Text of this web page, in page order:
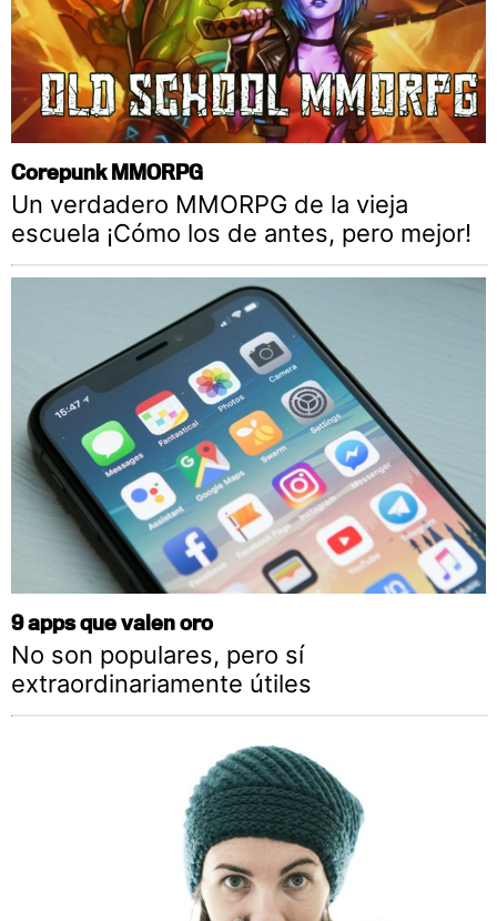
Corepunk MMORPG
Un verdadero MMORPG de la vieja
escuela ¡Cómo los de antes, pero mejor!
9 apps que valen oro
No son populares, pero sí
extraordinariamente útiles